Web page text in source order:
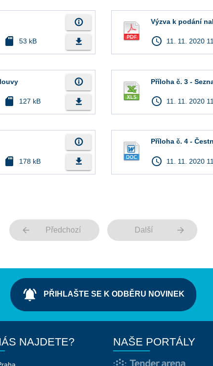
sd_card 53 kB
info_outline
file_download
Výzva k podání
access_time 11. 11. 2020
sd_card 127 kB
info_outline
file_download
Příloha č. 3 -
access_time 11. 11. 2020
sd_card 178 kB
info_outline
file_download
Příloha č. 4 -
access_time 11. 11. 2020
arrow_back Předchozí Další arrow_forward
notifications_active PŘIHLAŠTE SE K ODBĚRU NOVINEK
NAJDETE? NAŠE PORTÁLY